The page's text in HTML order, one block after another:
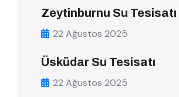
Zeytinburnu Su Tesisatı
22 Ağustos 2025
Üsküdar Su Tesisatı
22 Ağustos 2025